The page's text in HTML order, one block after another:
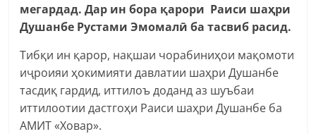
мегардад. Дар ин бора қарори Раиси шаҳри
Душанбе Рустами Эмомалӣ ба тасвиб расид.
Тибқи ин қарор, нақшаи чорабиниҳои мақомоти
иҷроияи ҳокимияти давлатии шаҳри Душанбе
тасдиқ гардид, иттилоъ доданд аз шуъбаи
иттилоотии дастгоҳи Раиси шаҳри Душанбе ба
АМИТ «Ховар».